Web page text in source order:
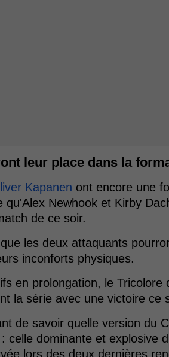
leur place dans la
Kapanen ont encore une
Newhook et Kirby
de ce soir.
les deux attaquants
inconforts physiques.
en prolongation, le Tricolore
la série avec une victoire ce
de savoir quelle version du
celle dominante et explosive
lors des deux dernières